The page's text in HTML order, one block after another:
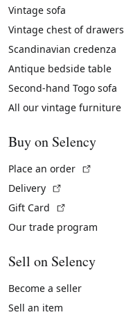
Vintage sofa
Vintage chest of drawers
Scandinavian credenza
Antique bedside table
Second-hand Togo sofa
All our vintage furniture
Buy on Selency
Place an order
Delivery
Gift Card
Our trade program
Sell on Selency
Become a seller
Sell an item